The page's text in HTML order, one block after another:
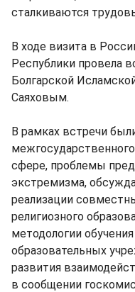
сталкиваются
В ходе визита в
Республики провела
Болгарской
Саяховым.
В рамках встречи
сфере, проблемы
экстремизма,
реализации
религиозного
методологии
образовательных
развития
в сообщении